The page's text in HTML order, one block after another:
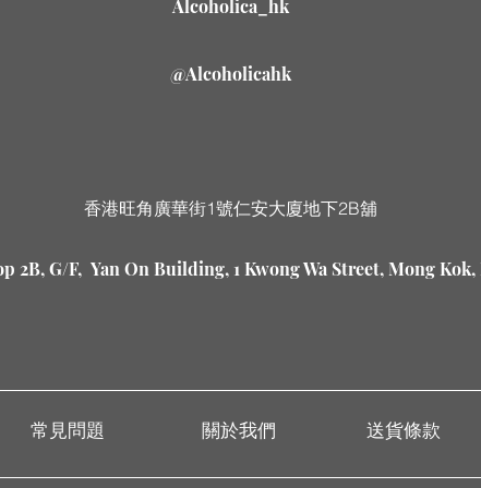
Alcoholica_hk
@Alcoholicahk
香港旺角廣華街1號仁安大廈地下2B舖
2B, G/F, Yan On Building, 1 Kwong Wa Street, Mong
常見問題 關於我們 送貨條款